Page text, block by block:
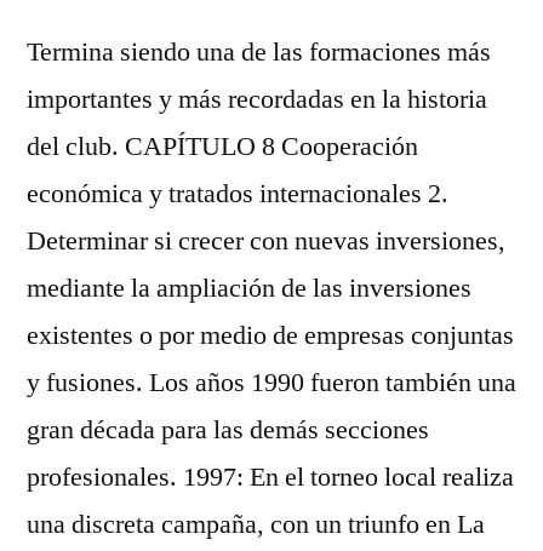
Termina siendo una de las formaciones más
importantes y más recordadas en la historia
del club. CAPÍTULO 8 Cooperación
económica y tratados internacionales 2.
Determinar si crecer con nuevas inversiones,
mediante la ampliación de las inversiones
existentes o por medio de empresas conjuntas
y fusiones. Los años 1990 fueron también una
gran década para las demás secciones
profesionales. 1997: En el torneo local realiza
una discreta campaña, con un triunfo en La